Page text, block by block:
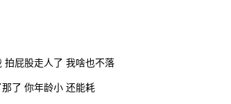
拍屁股走人了 我啥也不落
了 你年龄小 还能耗